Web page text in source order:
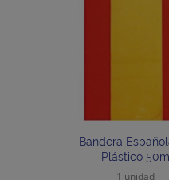
Bandera
Plástico 50m
1 unidad